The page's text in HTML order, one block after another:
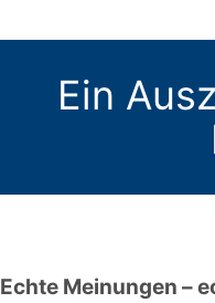
Ein
Echte Meinungen –